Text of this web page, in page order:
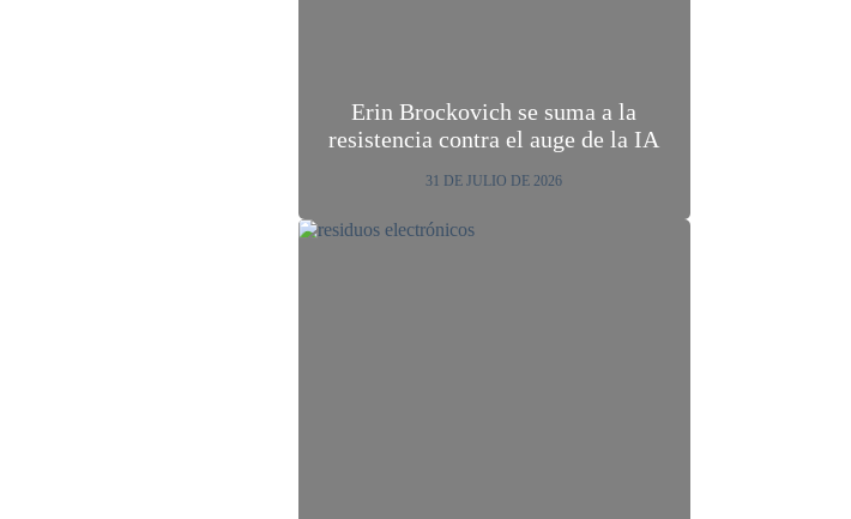
Erin Brockovich se suma a la
resistencia contra el auge de la IA
31 DE JULIO DE 2026